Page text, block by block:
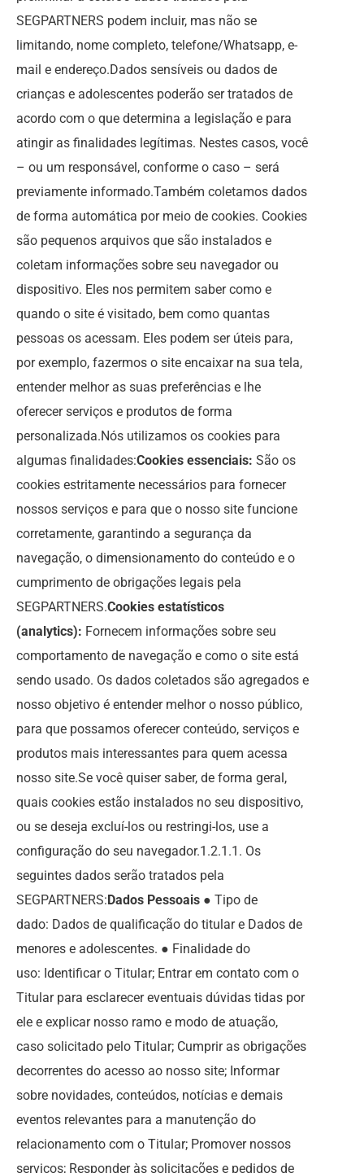
SEGPARTNERS podem incluir, mas não se
limitando, nome completo, telefone/Whatsapp, e-
mail e endereço.Dados sensíveis ou dados de
crianças e adolescentes poderão ser tratados de
acordo com o que determina a legislação e para
atingir as finalidades legítimas. Nestes casos, você
– ou um responsável, conforme o caso – será
previamente informado.Também coletamos dados
de forma automática por meio de cookies. Cookies
são pequenos arquivos que são instalados e
coletam informações sobre seu navegador ou
dispositivo. Eles nos permitem saber como e
quando o site é visitado, bem como quantas
pessoas os acessam. Eles podem ser úteis para,
por exemplo, fazermos o site encaixar na sua tela,
entender melhor as suas preferências e lhe
oferecer serviços e produtos de forma
personalizada.Nós utilizamos os cookies para
algumas finalidades:Cookies essenciais: São os
cookies estritamente necessários para fornecer
nossos serviços e para que o nosso site funcione
corretamente, garantindo a segurança da
navegação, o dimensionamento do conteúdo e o
cumprimento de obrigações legais pela
SEGPARTNERS.Cookies estatísticos
(analytics): Fornecem informações sobre seu
comportamento de navegação e como o site está
sendo usado. Os dados coletados são agregados e
nosso objetivo é entender melhor o nosso público,
para que possamos oferecer conteúdo, serviços e
produtos mais interessantes para quem acessa
nosso site.Se você quiser saber, de forma geral,
quais cookies estão instalados no seu dispositivo,
ou se deseja excluí-los ou restringi-los, use a
configuração do seu navegador.1.2.1.1. Os
seguintes dados serão tratados pela
SEGPARTNERS:Dados Pessoais ● Tipo de
dado: Dados de qualificação do titular e Dados de
menores e adolescentes. ● Finalidade do
uso: Identificar o Titular; Entrar em contato com o
Titular para esclarecer eventuais dúvidas tidas por
ele e explicar nosso ramo e modo de atuação,
caso solicitado pelo Titular; Cumprir as obrigações
decorrentes do acesso ao nosso site; Informar
sobre novidades, conteúdos, notícias e demais
eventos relevantes para a manutenção do
relacionamento com o Titular; Promover nossos
serviços; Responder às solicitações e pedidos de